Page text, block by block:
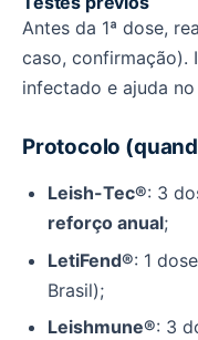
Antes da 1ª dose,
caso, confirmação).
infectado e ajuda
Protocolo
Leish-Tec®: 3
reforço anual;
LetiFend®: 1
Brasil);
Leishmune®: 3